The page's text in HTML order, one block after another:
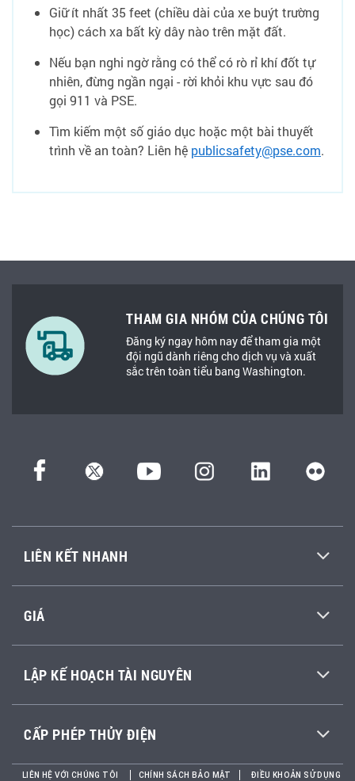
Giữ ít nhất 35 feet (chiều dài của xe buýt trường
học) cách xa bất kỳ dây nào trên mặt đất.
Nếu bạn nghi ngờ rằng có thể có rò rỉ khí đốt tự
nhiên, đừng ngần ngại - rời khỏi khu vực sau đó
gọi 911 và PSE.
Tìm kiếm một số giáo dục hoặc một bài thuyết
trình về an toàn? Liên hệ publicsafety@pse.com.
THAM GIA NHÓM CỦA CHÚNG TÔI
Đăng ký ngay hôm nay để tham gia một
đội ngũ dành riêng cho dịch vụ và xuất
sắc trên toàn tiểu bang Washington.
LIÊN KẾT NHANH
GIÁ
LẬP KẾ HOẠCH TÀI NGUYÊN
CẤP PHÉP THỦY ĐIỆN
LIÊN HỆ VỚI CHÚNG TÔI CHÍNH SÁCH BẢO MẬT ĐIỀU KHOẢN SỬ DỤNG